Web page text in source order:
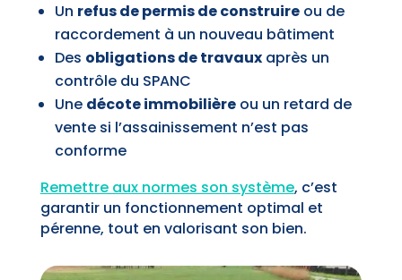
Un refus de permis de construireou de
raccordement à un nouveau bâtiment
Des obligations de travauxaprès un
contrôle du SPANC
Une décote immobilièreou un retard de
vente si l’assainissement n’est pas
conforme
Remettre aux normes son système, c’est
garantir un fonctionnement optimal et
pérenne, tout en valorisant son bien.